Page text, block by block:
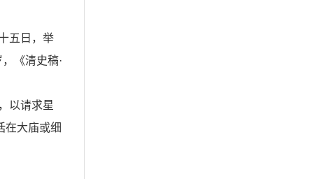
五日，举
《清史稿·
以请求星
在大庙或细